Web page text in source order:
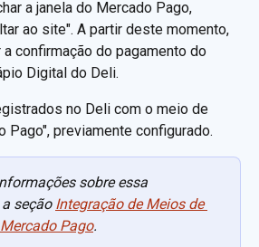
a janela do Mercado Pago,
ao site". A partir deste momento,
confirmação do pagamento do
Digital do Deli.
no Deli com o meio de
Pago", previamente configurado.
sobre essa
seção Integração de Meios de
Pago.